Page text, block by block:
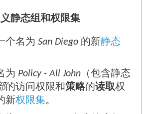
静态组和权限集
个名为San Diego 的新静态
为 Policy - All John （包含静态
的访问权限和策略的读取权
新权限集。